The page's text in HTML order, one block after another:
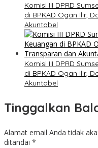
Komisi III DPRD
di BPKAD Ogan Ilir,
Akuntabel
Komisi III DPRD
di BPKAD Ogan Ilir,
Akuntabel
Tinggalkan
Alamat email Anda tidak
ditandai *